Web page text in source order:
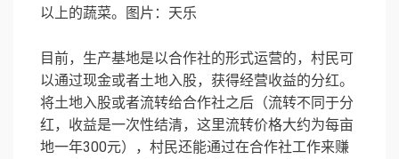
以上的蔬菜。图片：天乐
目前，生产基地是以合作社的形式运营的，村民可
以通过现金或者土地入股，获得经营收益的分红。
将土地入股或者流转给合作社之后（流转不同于分
红，收益是一次性结清，这里流转价格大约为每亩
地一年300元），村民还能通过在合作社工作来赚